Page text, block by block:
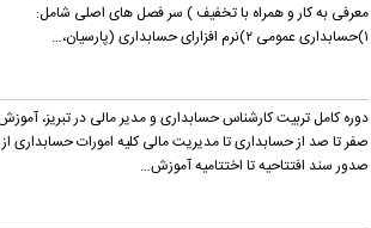
معرفی به کار و همراه با تخفیف ) سر فصل های اصلی شامل:
دوره کامل تربیت کارشناس حسابداری و مدیر مالی در تبریز، آموزش
صفر تا صد از حسابداری تا مدیریت مالی کلیه امورات حسابداری از
صدور سند افتتاحیه تا اختتامیه آموزش…